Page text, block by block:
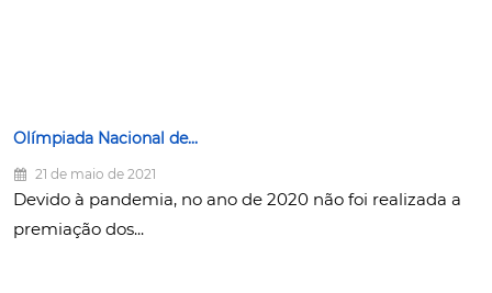
Olímpiada Nacional de...
21 de maio de 2021
Devido à pandemia, no ano de 2020 não foi realizada a
premiação dos...